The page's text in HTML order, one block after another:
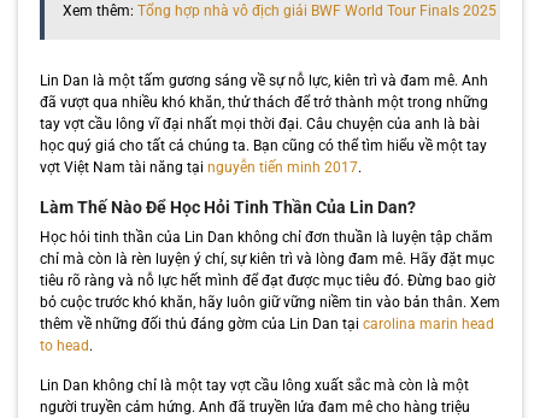
Xem thêm: Tổng hợp nhà vô địch giải BWF World Tour Finals 2025
Lin Dan là một tấm gương sáng về sự nỗ lực, kiên trì và đam mê. Anh
đã vượt qua nhiều khó khăn, thử thách để trở thành một trong những
tay vợt cầu lông vĩ đại nhất mọi thời đại. Câu chuyện của anh là bài
học quý giá cho tất cả chúng ta. Bạn cũng có thể tìm hiểu về một tay
vợt Việt Nam tài năng tại nguyễn tiến minh 2017.
Làm Thế Nào Để Học Hỏi Tinh Thần Của Lin Dan?
Học hỏi tinh thần của Lin Dan không chỉ đơn thuần là luyện tập chăm
chỉ mà còn là rèn luyện ý chí, sự kiên trì và lòng đam mê. Hãy đặt mục
tiêu rõ ràng và nỗ lực hết mình để đạt được mục tiêu đó. Đừng bao giờ
bỏ cuộc trước khó khăn, hãy luôn giữ vững niềm tin vào bản thân. Xem
thêm về những đối thủ đáng gờm của Lin Dan tại carolina marin head
to head .
Lin Dan không chỉ là một tay vợt cầu lông xuất sắc mà còn là một
người truyền cảm hứng. Anh đã truyền lửa đam mê cho hàng triệu